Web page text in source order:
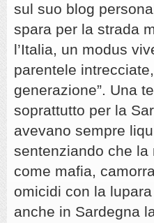
sul suo blog
spara per la strada
l’Italia, un modus
parentele
generazione”. Una
soprattutto per la
avevano sempre
sentenziando che la
come mafia,
omicidi con la
anche in Sardegna